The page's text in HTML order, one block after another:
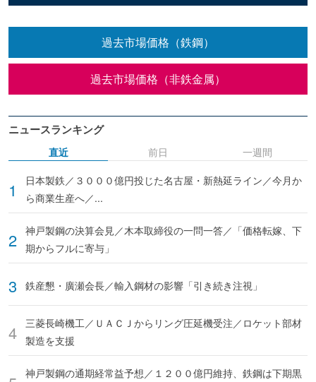
過去市場価格（鉄鋼）
過去市場価格（非鉄金属）
ニュースランキング
直近
日本製鉄／３０００億円投じた名古屋・新熱延ライン／今月か
ら商業生産へ／...
神戸製鋼の決算会見／木本取締役の一問一答／「価格転嫁、下
期からフルに寄与」
鉄産懇・廣瀬会長／輸入鋼材の影響「引き続き注視」
三菱長崎機工／ＵＡＣＪからリング圧延機受注／ロケット部材
製造を支援
神戸製鋼の通期経常益予想／１２００億円維持、鉄鋼は下期黒
前日 一週間